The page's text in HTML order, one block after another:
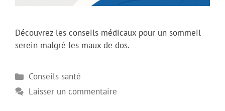
Découvrez les conseils médicaux pour un sommeil
serein malgré les maux de dos.
Catégories
Conseils santé
Laisser un commentaire